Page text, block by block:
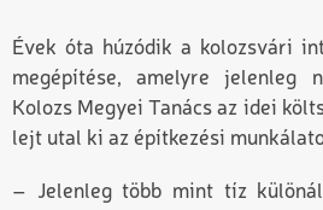
Évek óta húzódik a kolozsvári
megépítése, amelyre jelenleg
Kolozs Megyei Tanács az idei
lejt utal ki az építkezési
– Jelenleg több mint tíz